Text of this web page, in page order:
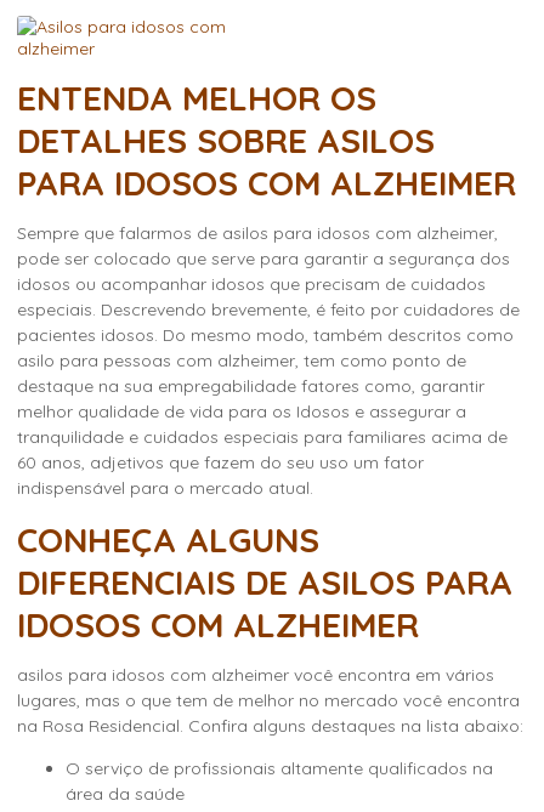
ENTENDA MELHOR OS
DETALHES SOBRE ASILOS
PARA IDOSOS COM ALZHEIMER
Sempre que falarmos de asilos para idosos com alzheimer,
pode ser colocado que serve para garantir a segurança dos
idosos ou acompanhar idosos que precisam de cuidados
especiais. Descrevendo brevemente, é feito por cuidadores de
pacientes idosos. Do mesmo modo, também descritos como
asilo para pessoas com alzheimer, tem como ponto de
destaque na sua empregabilidade fatores como, garantir
melhor qualidade de vida para os Idosos e assegurar a
tranquilidade e cuidados especiais para familiares acima de
60 anos, adjetivos que fazem do seu uso um fator
indispensável para o mercado atual.
CONHEÇA ALGUNS
DIFERENCIAIS DE ASILOS PARA
IDOSOS COM ALZHEIMER
asilos para idosos com alzheimer você encontra em vários
lugares, mas o que tem de melhor no mercado você encontra
na Rosa Residencial. Confira alguns destaques na lista abaixo:
o serviço de profissionais altamente qualificados na
área da saúde